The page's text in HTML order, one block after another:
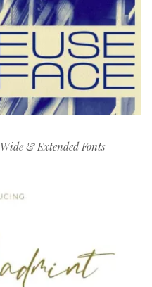
Wide & Extended Fonts